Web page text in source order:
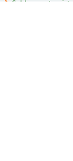
Schlagwortregister